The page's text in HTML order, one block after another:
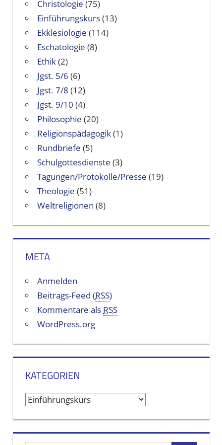
Christologie (75)
Einführungskurs(13)
Ekklesiologie (114)
Eschatologie (8)
Ethik(2)
Jgst. 5/6 (6)
Jgst. 7/8 (12)
Jgst. 9/10 (4)
Philosophie (20)
Religionspädagogik(1)
Rundbriefe (5)
Schulgottesdienste (3)
Tagungen/Protokolle/Presse (19)
Theologie (51)
Weltreligionen (8)
META
Anmelden
Beitrags-Feed (RSS)
Kommentare als RSS
WordPress.org
KATEGORIEN
K
e